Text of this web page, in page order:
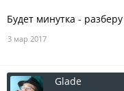
Будет минутка -
3 мар 2017
Glade